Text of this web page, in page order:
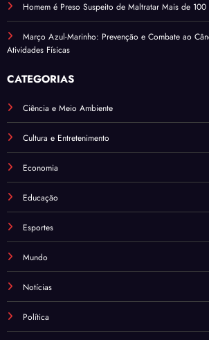
Homem é Preso Suspeito de Maltratar Mais de 100
Março Azul-Marinho: Prevenção e Combate ao
Atividades Físicas
CATEGORIAS
Ciência e Meio Ambiente
Cultura e Entretenimento
Economia
Educação
Esportes
Mundo
Notícias
Política